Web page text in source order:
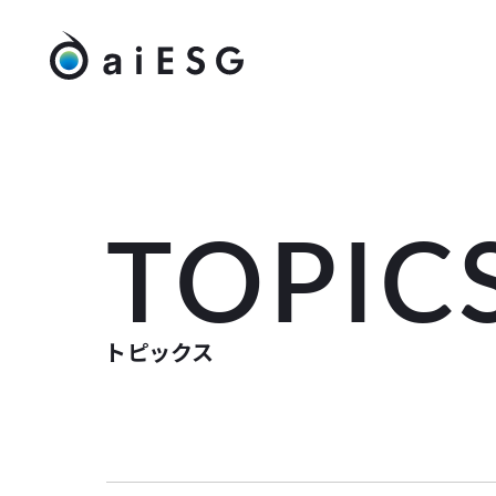
トピックス